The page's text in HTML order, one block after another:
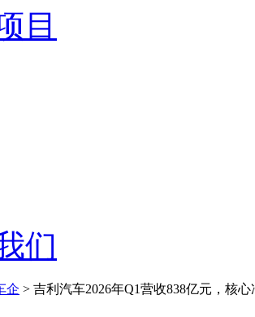
目
们
企 > 吉利汽车2026年Q1营收838亿元，核心